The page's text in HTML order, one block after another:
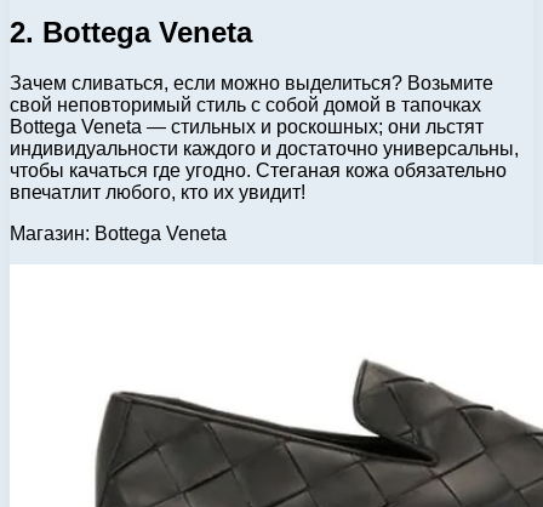
2. Bottega Veneta
Зачем сливаться, если можно выделиться? Возьмите
свой неповторимый стиль с собой домой в тапочках
Bottega Veneta — стильных и роскошных; они льстят
индивидуальности каждого и достаточно универсальны,
чтобы качаться где угодно. Стеганая кожа обязательно
впечатлит любого, кто их увидит!
Магазин: Bottega Veneta